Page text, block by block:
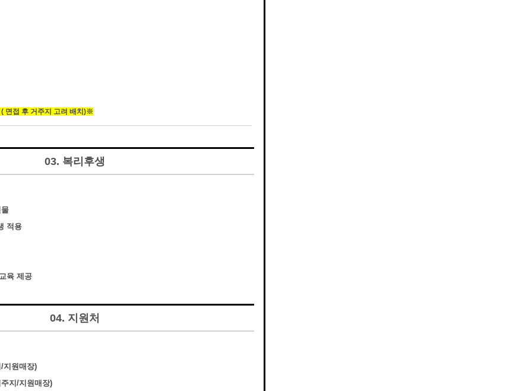
면접 후 거주지 고려 배치)※
03. 복리후생
적용
육 제공
04. 지원처
지원매장)
지/지원매장)